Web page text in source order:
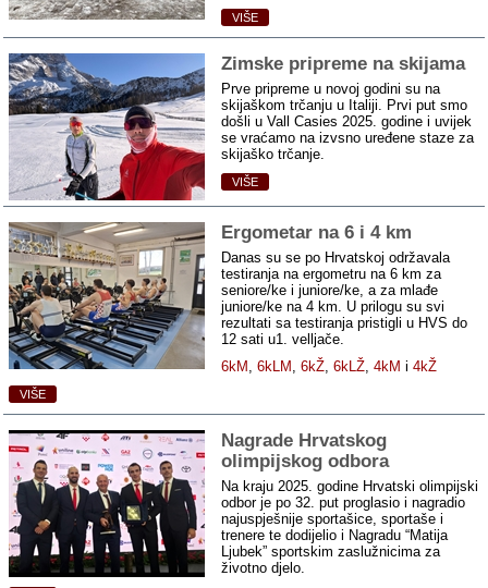
VIŠE
Zimske pripreme na skijama
Prve pripreme u novoj godini su na
skijaškom trčanju u Italiji. Prvi put smo
došli u Vall Casies 2025. godine i uvijek
se vraćamo na izvsno uređene staze za
skijaško trčanje.
VIŠE
Ergometar na 6 i 4 km
Danas su se po Hrvatskoj održavala
testiranja na ergometru na 6 km za
seniore/ke i juniore/ke, a za mlađe
juniore/ke na 4 km. U prilogu su svi
rezultati sa testiranja pristigli u HVS do
12 sati u1. velljače.
6kM ,6kLM ,6kŽ,6kLŽ,4kMi4kŽ
VIŠE
Nagrade Hrvatskog
olimpijskog odbora
Na kraju 2025. godine Hrvatski olimpijski
odbor je po 32. put proglasio i nagradio
najuspješnije sportašice, sportaše i
trenere te dodijelio i Nagradu “Matija
Ljubek” sportskim zaslužnicima za
životno djelo.